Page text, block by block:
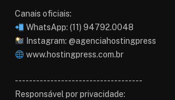
Canais oficiais:
WhatsApp: (11) 94792.0048
Instagram: @agenciahostingpress
www.hostingpress.com.br⁠
------------------------------------
Responsável por privacidade: